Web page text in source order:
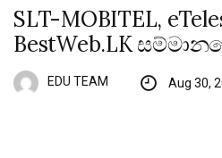
SLT-MOBITEL,
BestWeb.LK
EDU TEAM Aug 30,